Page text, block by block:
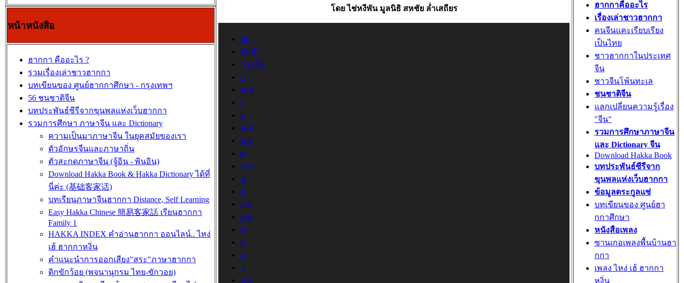
หน้าหนังสือ
ฮากกา คืออะไร ?
รวมเรื่องเล่าชาวฮากกา
บทเขียนของ ศูนย์ฮากกาศึกษา - กรุงเทพฯ
56 ชนชาติจีน
บทประพันธ์ซีรีจากขุนพลแห่งเว็บฮากกา
รวมการศึกษา ภาษาจีน และ Dictionary
ความเป็นมาภาษาจีน ในยุคสมัยของเรา
ตัวอักษรจีนและภาษาถิ่น
ตัวสะกดภาษาจีน (จู้อิน - พินอิน)
Download Hakka Book & Hakka Dictionary ได้ที่
นี่ค่ะ (基础客家话)
บทเรียนภาษาจีนฮากกา Distance, Self Learning
Easy Hakka Chinese 簡易客家話 เรียนฮากกา
Family 1
HAKKA INDEX คำอ่านฮากกา ออนไลน์.. ไหง่
เฮ้ ฮากกาหงิ่น
คำแนะนำการออกเสียง"สระ"ภาษาฮากกา
ดิกขักว้อย (พจนานุกรม ไทย-ขักวอย)
โดย ไช่หงีพัน มูลนิธิ สหชัย ล่ำเสถียร
ปก
คำนำ
การใช้
ก
ข-ค
ง
จ
ฉ-ช
ซ,ส
ต
ถ-ท
น
ป
ผ,พ
ฝ,ฟ
ม
ย
ล
ว
ห,ฮ
ฮากกาคืออะไร
เรื่องเล่าชาวฮากกา
คนจีนแคะเรียบเรียง
เป็นไทย
ชาวฮากกาในประเทศ
จีน
ชาวจีนโพ้นทะเล
ชนชาติจีน
แลกเปลี่ยนความรู้เรื่อง
"จีน"
รวมการศึกษาภาษาจีน
และ Dictionary จีน
Download Hakka Book
บทประพันธ์ซีรีจาก
ขุนพลแห่งเว็บฮากกา
ข้อมูลตระกูลแซ่
บทเขียนของ ศูนย์ฮา
กกาศึกษา
หนังสือเพลง
ซานเกอเพลงพื้นบ้านฮา
กกา
เพลง ไหง่ เฮ้ ฮากกา
หงิ่น